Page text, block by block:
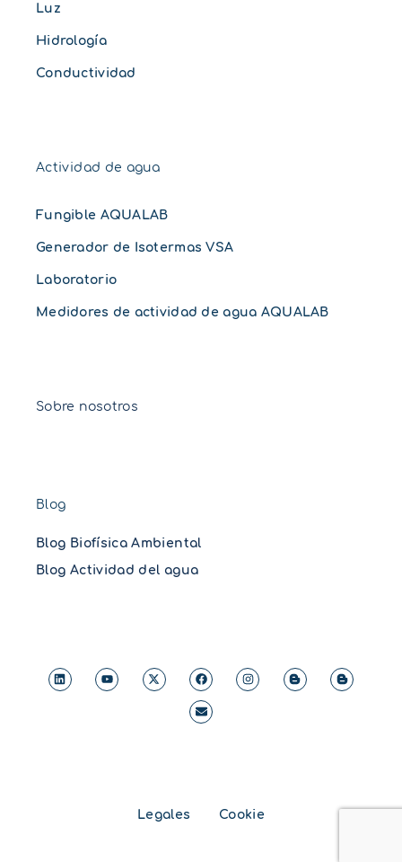
Luz
Hidrología
Conductividad
Actividad de agua
Fungible AQUALAB
Generador de Isotermas VSA
Laboratorio
Medidores de actividad de agua AQUALAB
Sobre nosotros
Blog
Blog Biofísica Ambiental
Blog Actividad del agua
Legales Cookie